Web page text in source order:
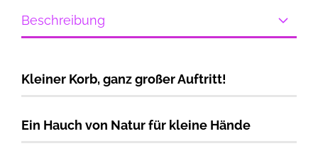
Beschreibung
Kleiner Korb, ganz großer Auftritt!
Ein Hauch von Natur für kleine Hände